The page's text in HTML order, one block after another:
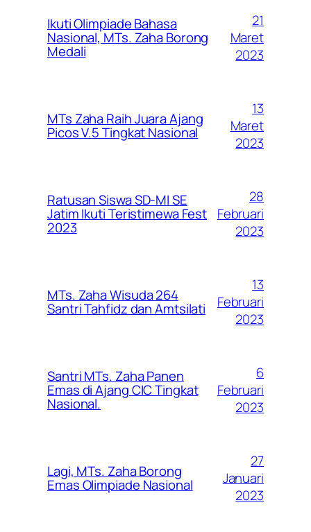
Ikuti Olimpiade Bahasa
Nasional, MTs. Zaha Borong
Medali
21
Maret
2023
MTs Zaha Raih Juara Ajang
Picos V.5 Tingkat Nasional
13
Maret
2023
Ratusan Siswa SD-MI SE
Jatim Ikuti Teristimewa Fest
2023
28
Februari
2023
MTs. Zaha Wisuda 264
Santri Tahfidz dan Amtsilati
13
Februari
2023
Santri MTs. Zaha Panen
Emas di Ajang CIC Tingkat
Nasional.
6
Februari
2023
Lagi, MTs. Zaha Borong
Emas Olimpiade Nasional
27
Januari
2023